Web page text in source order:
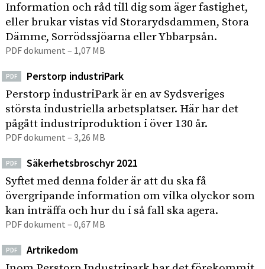
Information och råd till dig som äger fastighet,
eller brukar vistas vid Storarydsdammen, Stora
Dämme, Sorrödssjöarna eller Ybbarpsån.
PDF dokument – 1,07 MB
PDF
Perstorp industriPark
Perstorp industriPark är en av Sydsveriges
största industriella arbetsplatser. Här har det
pågått industriproduktion i över 130 år.
PDF dokument – 3,26 MB
PDF
Säkerhetsbroschyr 2021
Syftet med denna folder är att du ska få
övergripande information om vilka olyckor som
kan inträffa och hur du i så fall ska agera.
PDF dokument – 0,67 MB
PDF
Artrikedom